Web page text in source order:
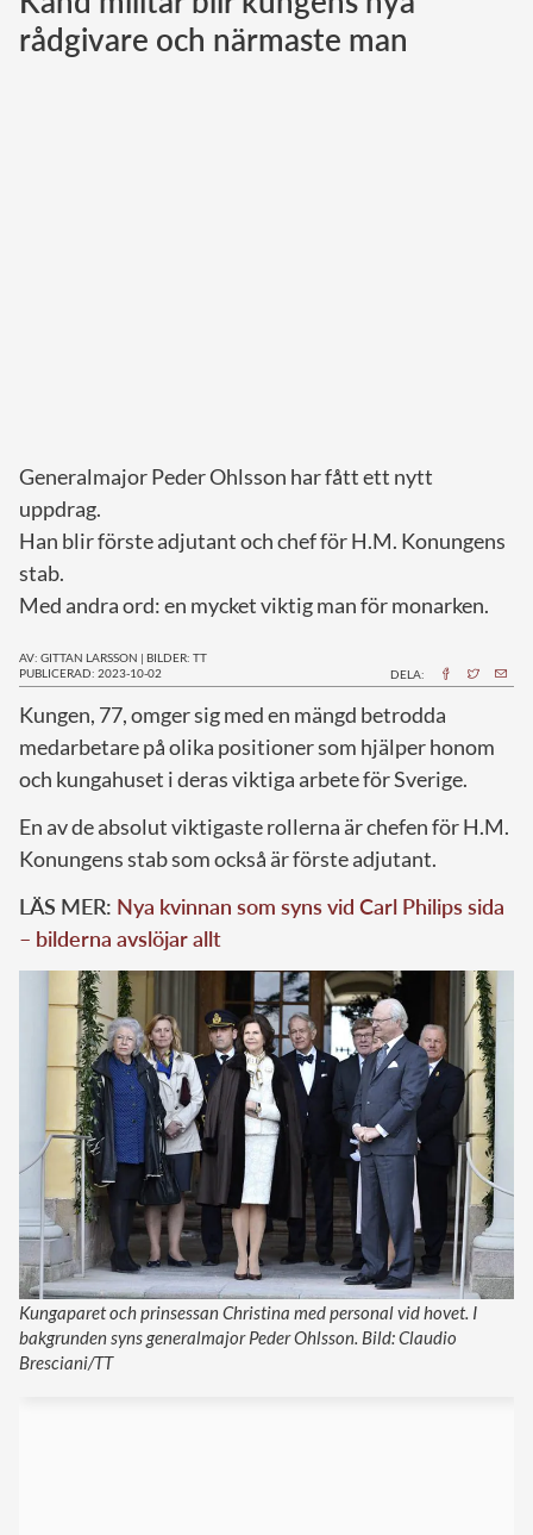
Norska kungahuset
rådgivare och närmaste man
Generalmajor Peder Ohlsson har fått ett nytt
uppdrag.
Han blir förste adjutant och chef för H.M. Konungens
stab.
Med andra ord: en mycket viktig man för monarken.
AV: GITTAN LARSSON | BILDER: TT
PUBLICERAD: 2023-10-02
DELA:
Kungen, 77, omger sig med en mängd betrodda
medarbetare på olika positioner som hjälper honom
och kungahuset i deras viktiga arbete för Sverige.
En av de absolut viktigaste rollerna är chefen för H.M.
Konungens stab som också är förste adjutant.
LÄS MER: Nya kvinnan som syns vid Carl Philips sida
– bilderna avslöjar allt
Kungaparet och prinsessan Christina med personal vid hovet. I
bakgrunden syns generalmajor Peder Ohlsson. Bild: Claudio
Bresciani/TT